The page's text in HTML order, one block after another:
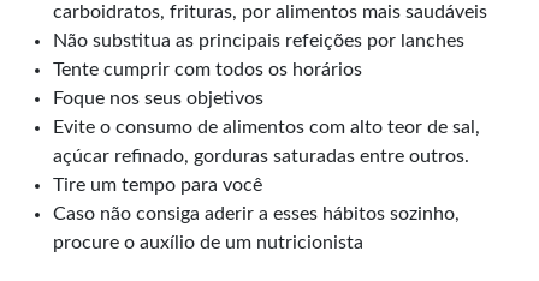
carboidratos, frituras, por alimentos mais saudáveis
Não substitua as principais refeições por lanches
Tente cumprir com todos os horários
Foque nos seus objetivos
Evite o consumo de alimentos com alto teor de sal,
açúcar refinado, gorduras saturadas entre outros.
Tire um tempo para você
Caso não consiga aderir a esses hábitos sozinho,
procure o auxílio de um nutricionista